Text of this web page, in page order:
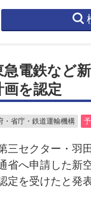
電鉄など
を認定
・省庁・鉄道運輸機構
三セクター・羽
省へ申請した新
定を受けたと発表